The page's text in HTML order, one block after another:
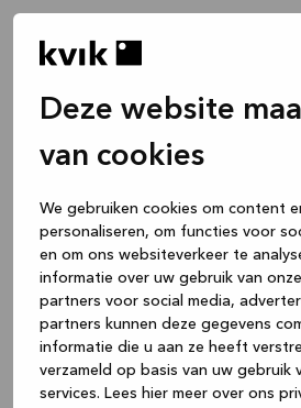
Deze website
van cookies
We gebruiken cookies om content
personaliseren, om functies voor
en om ons websiteverkeer te
informatie over uw gebruik van
partners voor social media,
partners kunnen deze gegevens
informatie die u aan ze heeft
verzameld op basis van uw gebruik
services. Lees hier meer over ons